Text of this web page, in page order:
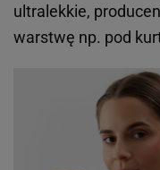
ultralekkie,
warstwę np. pod